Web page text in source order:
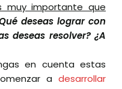
muy importante que
deseas lograr con
deseas resolver? ¿A
en cuenta estas
a desarrollar